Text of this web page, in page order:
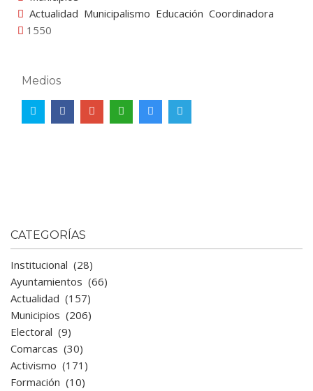
Actualidad Municipalismo Educación Coordinadora
1550
Medios
CATEGORÍAS
Institucional (28)
Ayuntamientos (66)
Actualidad (157)
Municipios (206)
Electoral (9)
Comarcas (30)
Activismo (171)
Formación (10)